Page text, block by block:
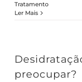
Tratamento
Ler Mais
preocupar?